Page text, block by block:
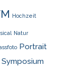
Hochzeit
Natur
Portrait
Symposium